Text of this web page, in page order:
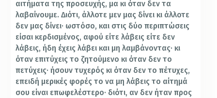
αιτήματα της προσευχής, μα κι όταν δεν τα
λαβαίνουμε. Διότι, άλλοτε μεν μας δίνει κι άλλοτε
δεν μας δίνει· ωστόσο, και στις δύο περιπτώσεις
είσαι κερδισμένος, αφού είτε λάβεις είτε δεν
λάβεις, ήδη έχεις λάβει και μη λαμβάνοντας· κι
όταν επιτύχεις το ζητούμενο κι όταν δεν το
πετύχεις· ήσουν τυχερός κι όταν δεν το πέτυχες,
επειδή μερικές φορές το να μη λάβεις το αίτημά
σου είναι επωφελέστερο· διότι, αν δεν ήταν προς